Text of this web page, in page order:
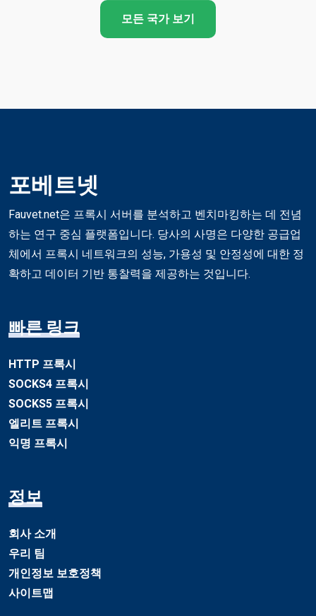
모든 국가 보기
포베트넷
Fauvet.net은 프록시 서버를 분석하고 벤치마킹하는 데 전념
하는 연구 중심 플랫폼입니다. 당사의 사명은 다양한 공급업
체에서 프록시 네트워크의 성능, 가용성 및 안정성에 대한 정
확하고 데이터 기반 통찰력을 제공하는 것입니다.
빠른 링크
HTTP 프록시
SOCKS4 프록시
SOCKS5 프록시
엘리트 프록시
익명 프록시
정보
회사 소개
우리 팀
개인정보 보호정책
사이트맵